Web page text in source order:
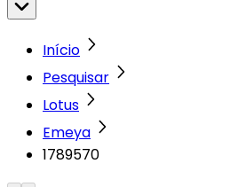
Início
Pesquisar
Lotus
Emeya
1789570